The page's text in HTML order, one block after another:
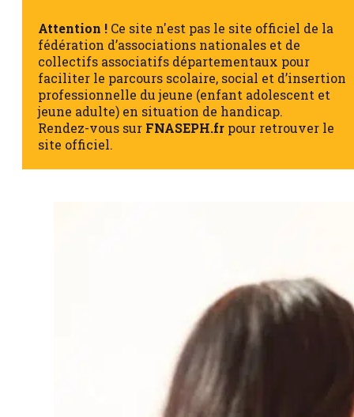
Attention ! Ce site n'est pas le site officiel de la
fédération d’associations nationales et de
collectifs associatifs départementaux pour
faciliter le parcours scolaire, social et d’insertion
professionnelle du jeune (enfant adolescent et
jeune adulte) en situation de handicap.
Rendez-vous sur FNASEPH.fr pour retrouver le
site officiel.